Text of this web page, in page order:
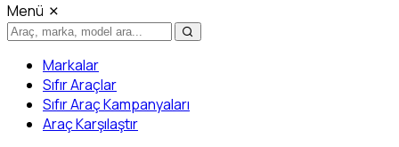
Menü
Markalar
Sıfır Araçlar
Sıfır Araç Kampanyaları
Araç Karşılaştır